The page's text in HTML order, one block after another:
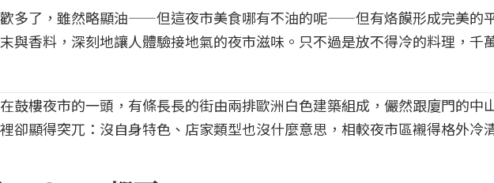
多了，雖然略顯油——但這夜市美食哪有不油的呢——但有烙饃形成完美的
與香料，深刻地讓人體驗接地氣的夜市滋味。只不過是放不得冷的料理，千
鼓樓夜市的一頭，有條長長的街由兩排歐洲白色建築組成，儼然跟廈門的中
卻顯得突兀：沒自身特色、店家類型也沒什麼意思，相較夜市區襯得格外冷